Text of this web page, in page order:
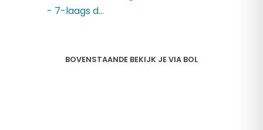
- 7-laags d...
BOVENSTAANDE BEKIJK JE VIA BOL